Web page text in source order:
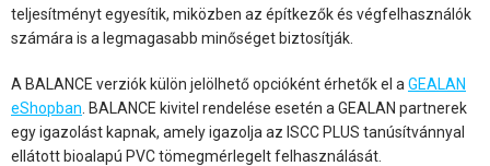
teljesítményt egyesítik, miközben az építkezők és végfelhasználók
számára is a legmagasabb minőséget biztosítják.
A BALANCE verziók külön jelölhető opcióként érhetők el a GEALAN
eShopban . BALANCE kivitel rendelése esetén a GEALAN partnerek
egy igazolást kapnak, amely igazolja az ISCC PLUS tanúsítvánnyal
ellátott bioalapú PVC tömegmérlegelt felhasználását.